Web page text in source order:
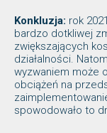
Konkluzja: rok
bardzo dotkliwej
zwiększających
działalności.
wyzwaniem może
obciążeń na
spowodowało to